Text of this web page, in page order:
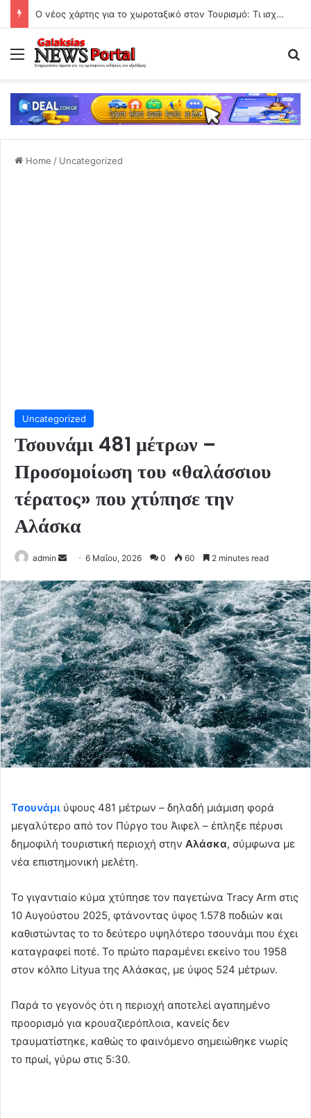
Ο νέος χάρτης για το χωροταξικό στον Τουρισμό: Τι ισχύει για νησιά και βραχυχρόνιες μισθώσεις
Menu
Home / Uncategorized
Uncategorized
Τσουνάμι 481 μέτρων –
Προσομοίωση του «θαλάσσιου
τέρατος» που χτύπησε την
Αλάσκα
admin
Send
email
6 Μαΐου, 2026 0 60 2 minutes read
Τσουνάμι ύψους 481 μέτρων – δηλαδή μιάμιση φορά
μεγαλύτερο από τον Πύργο του Άιφελ – έπληξε πέρυσι
δημοφιλή τουριστική περιοχή στην Αλάσκα, σύμφωνα με
νέα επιστημονική μελέτη.
Το γιγαντιαίο κύμα χτύπησε τον παγετώνα Tracy Arm στις
10 Αυγούστου 2025, φτάνοντας ύψος 1.578 ποδιών και
καθιστώντας το το δεύτερο υψηλότερο τσουνάμι που έχει
καταγραφεί ποτέ. Το πρώτο παραμένει εκείνο του 1958
στον κόλπο Lityua της Αλάσκας, με ύψος 524 μέτρων.
Παρά το γεγονός ότι η περιοχή αποτελεί αγαπημένο
προορισμό για κρουαζιερόπλοια, κανείς δεν
τραυματίστηκε, καθώς το φαινόμενο σημειώθηκε νωρίς
το πρωί, γύρω στις 5:30.